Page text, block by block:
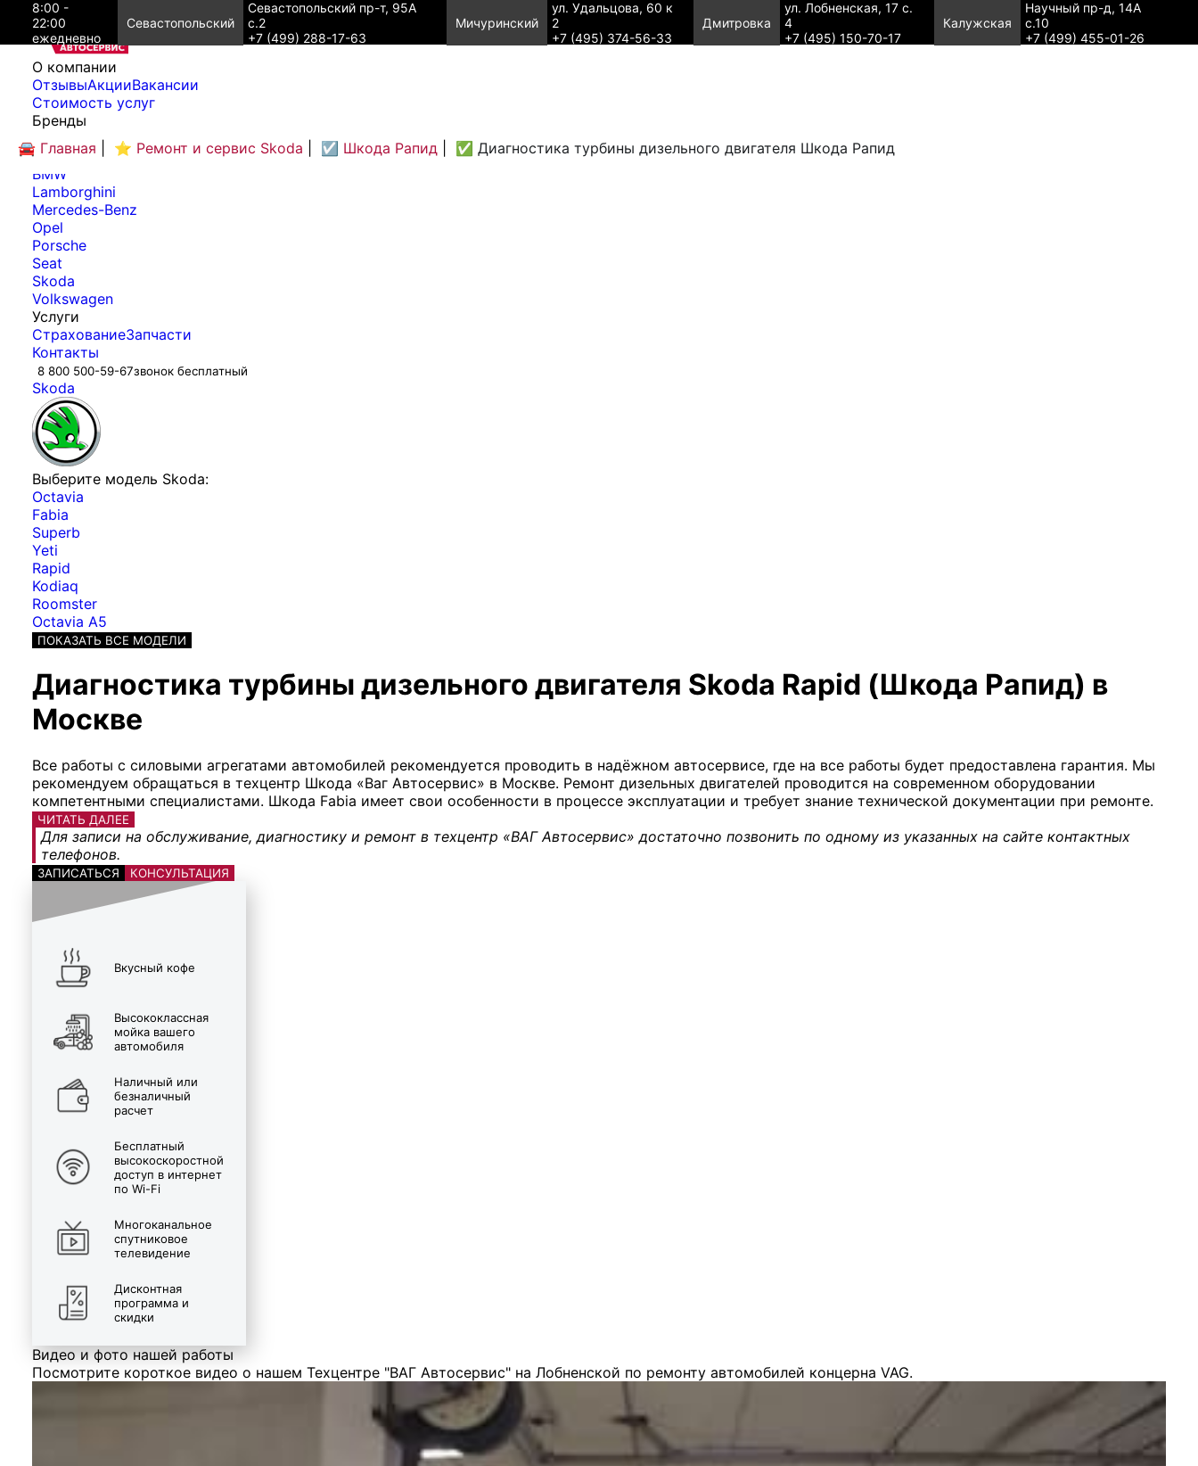
8:00 -
22:00
ежедневно
Севастопольский
Севастопольский пр-т, 95А
с.2
+7 (499) 288-17-63
Мичуринский
ул. Удальцова, 60 к
2
+7 (495) 374-56-33
Дмитровка
ул. Лобненская, 17 с.
4
+7 (495) 150-70-17
Калужская
Научный пр-д, 14А
с.10
+7 (499) 455-01-26
O компании
ОтзывыАкцииВакансии
Cтоимость услуг
Бренды
Audi
Bentley
BMW
Lamborghini
Mercedes-Benz
Opel
Porsche
Seat
Skoda
Volkswagen
Услуги
СтрахованиеЗапчасти
Контакты
8 800 500-59-67звонок бесплатный
🚘 Главная ⭐ Ремонт и сервис Skoda ☑️ Шкода Рапид ✅ Диагностика турбины дизельного двигателя Шкода Рапид
Skoda
Выберите модель Skoda:
Octavia
Fabia
Superb
Yeti
Rapid
Kodiaq
Roomster
Octavia A5
ПОКАЗАТЬ ВСЕ МОДЕЛИ
Диагностика турбины дизельного двигателя Skoda Rapid (Шкода Рапид) в
Москве
Все работы с силовыми агрегатами автомобилей рекомендуется проводить в надёжном автосервисе, где на все работы будет предоставлена гарантия. Мы
рекомендуем обращаться в техцентр Шкода «Ваг Автосервис» в Москве. Ремонт дизельных двигателей проводится на современном оборудовании
компетентными специалистами. Шкода Fabia имеет свои особенности в процессе эксплуатации и требует знание технической документации при ремонте.
ЧИТАТЬ ДАЛЕЕ
Для записи на обслуживание, диагностику и ремонт в техцентр «ВАГ Автосервис» достаточно позвонить по одному из указанных на сайте контактных
телефонов.
ЗАПИСАТЬСЯ КОНСУЛЬТАЦИЯ
Вкусный кофе
Высококлассная
мойка вашего
автомобиля
Наличный или
безналичный
расчет
Бесплатный
высокоскоростной
доступ в интернет
по Wi-Fi
Многоканальное
спутниковое
телевидение
Дисконтная
программа и
скидки
Видео и фото нашей работы
Посмотрите короткое видео о нашем Техцентре "ВАГ Автосервис" на Лобненской по ремонту автомобилей концерна VAG.